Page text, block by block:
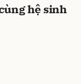
hệ sinh